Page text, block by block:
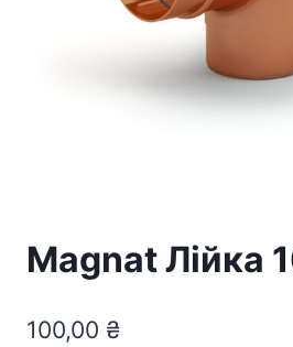
Magnat Лійка
100,00 ₴